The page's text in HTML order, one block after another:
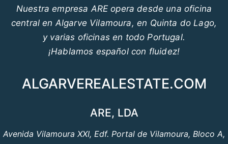
Nuestra empresa ARE opera desde una oficina
central en Algarve Vilamoura, en Quinta do Lago,
y varias oficinas en todo Portugal.
¡Hablamos español con fluidez!
ALGARVEREALESTATE.COM
ARE, LDA
Avenida Vilamoura XXI, Edf. Portal de Vilamoura, Bloco A,